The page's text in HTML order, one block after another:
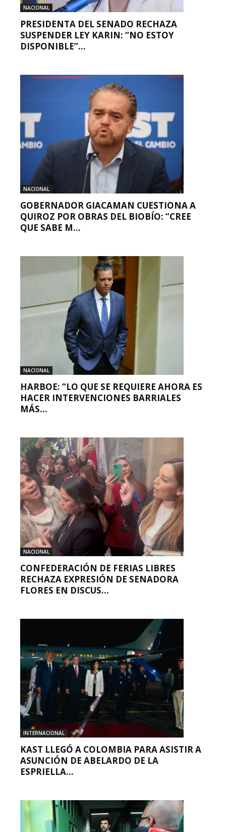
NACIONAL
PRESIDENTA DEL SENADO RECHAZA
SUSPENDER LEY KARIN: “NO ESTOY
DISPONIBLE”...
NACIONAL
GOBERNADOR GIACAMAN CUESTIONA A
QUIROZ POR OBRAS DEL BIOBÍO: “CREE
QUE SABE M...
NACIONAL
HARBOE: “LO QUE SE REQUIERE AHORA ES
HACER INTERVENCIONES BARRIALES
MÁS...
NACIONAL
CONFEDERACIÓN DE FERIAS LIBRES
RECHAZA EXPRESIÓN DE SENADORA
FLORES EN DISCUS...
INTERNACIONAL
KAST LLEGÓ A COLOMBIA PARA ASISTIR A
ASUNCIÓN DE ABELARDO DE LA
ESPRIELLA...